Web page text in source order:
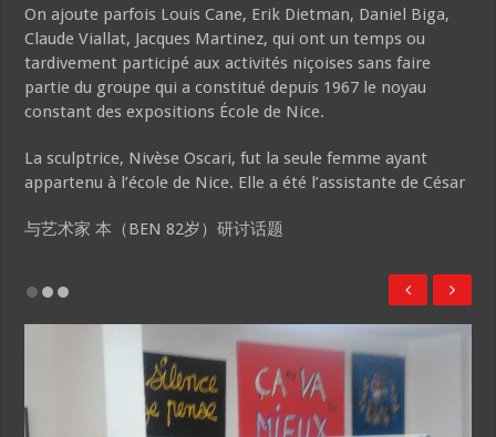
On ajoute parfois Louis Cane, Erik Dietman, Daniel Biga,
Claude Viallat, Jacques Martinez, qui ont un temps ou
tardivement participé aux activités niçoises sans faire
partie du groupe qui a constitué depuis 1967 le noyau
constant des expositions École de Nice.
La sculptrice, Nivèse Oscari, fut la seule femme ayant
appartenu à l’école de Nice. Elle a été l’assistante de César
与艺术家 本（BEN 82岁）研讨话题